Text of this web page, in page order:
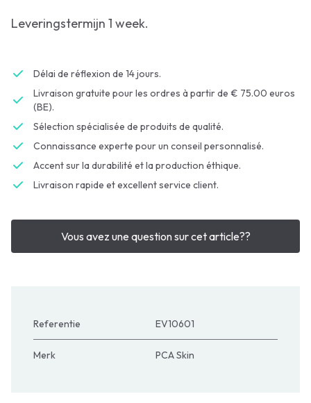
Leveringstermijn 1 week.
Délai de réflexion de 14 jours.
Livraison gratuite pour les ordres à partir de € 75.00 euros
(BE).
Sélection spécialisée de produits de qualité.
Connaissance experte pour un conseil personnalisé.
Accent sur la durabilité et la production éthique.
Livraison rapide et excellent service client.
Vous avez une question sur cet article??
Referentie EV10601
Merk PCA Skin